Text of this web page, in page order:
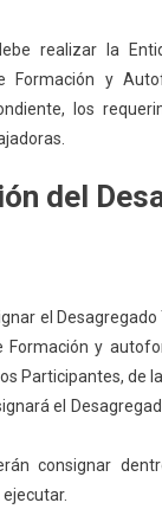
realizar la
y
los
del
el
y
Participantes, de
el
consignar